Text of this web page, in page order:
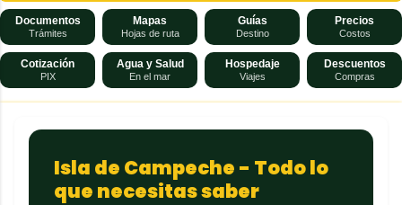
Documentos
Trámites
Mapas
Hojas de ruta
Guías
Destino
Precios
Costos
Cotización
PIX
Agua y Salud
En el mar
Hospedaje
Viajes
Descuentos
Compras
Isla de Campeche - Todo lo
que necesitas saber